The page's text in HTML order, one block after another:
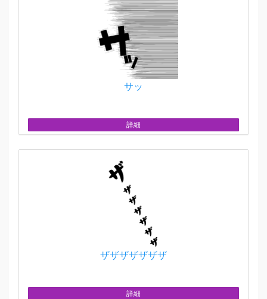
サッ
詳細
ザザザザザザザ
詳細